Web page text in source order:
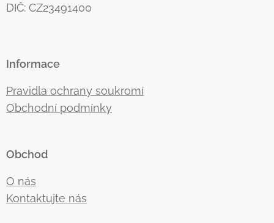
DIČ: CZ23491400
Informace
Pravidla ochrany soukromí
Obchodní podmínky
Obchod
O nás
Kontaktujte nás